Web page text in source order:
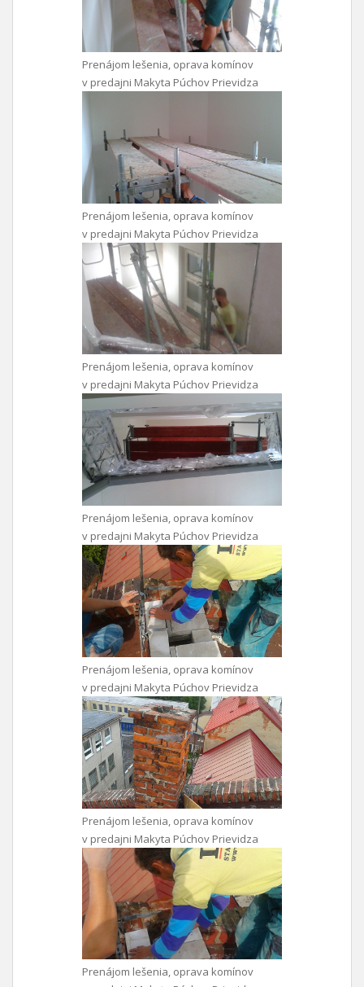
Prenájom lešenia, oprava komínov
v predajni Makyta Púchov Prievidza
Prenájom lešenia, oprava komínov
v predajni Makyta Púchov Prievidza
Prenájom lešenia, oprava komínov
v predajni Makyta Púchov Prievidza
Prenájom lešenia, oprava komínov
v predajni Makyta Púchov Prievidza
Prenájom lešenia, oprava komínov
v predajni Makyta Púchov Prievidza
Prenájom lešenia, oprava komínov
v predajni Makyta Púchov Prievidza
Prenájom lešenia, oprava komínov